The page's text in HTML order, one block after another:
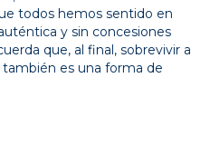
todos hemos sentido en
y sin concesiones
que, al final, sobrevivir a
también es una forma de